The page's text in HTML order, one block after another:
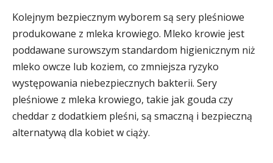
Kolejnym bezpiecznym wyborem są sery pleśniowe
produkowane z mleka krowiego. Mleko krowie jest
poddawane surowszym standardom higienicznym niż
mleko owcze lub koziem, co zmniejsza ryzyko
występowania niebezpiecznych bakterii. Sery
pleśniowe z mleka krowiego, takie jak gouda czy
cheddar z dodatkiem pleśni, są smaczną i bezpieczną
alternatywą dla kobiet w ciąży.